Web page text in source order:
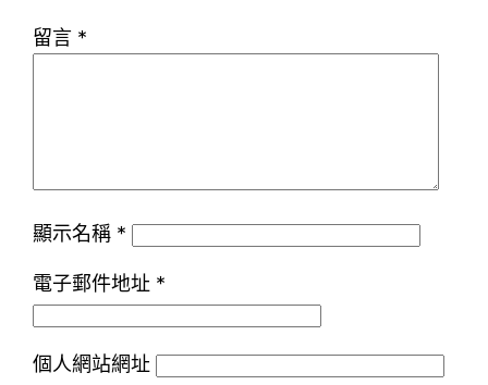
留言 *
顯示名稱 *
電子郵件地址 *
個人網站網址